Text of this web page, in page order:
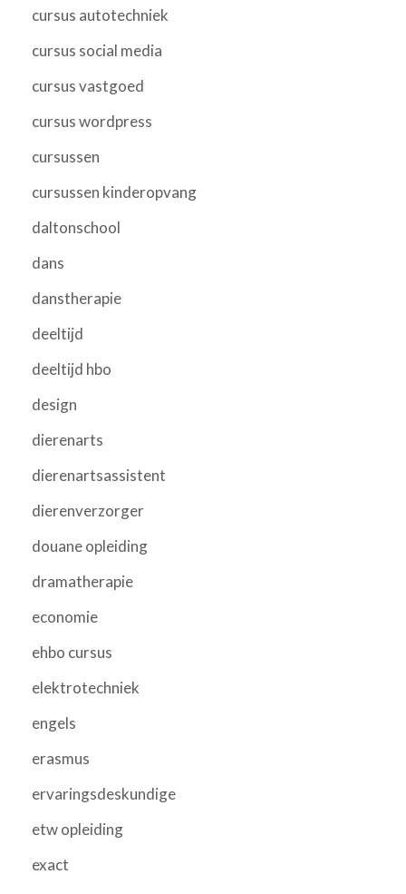
cursus autotechniek
cursus social media
cursus vastgoed
cursus wordpress
cursussen
cursussen kinderopvang
daltonschool
dans
danstherapie
deeltijd
deeltijd hbo
design
dierenarts
dierenartsassistent
dierenverzorger
douane opleiding
dramatherapie
economie
ehbo cursus
elektrotechniek
engels
erasmus
ervaringsdeskundige
etw opleiding
exact